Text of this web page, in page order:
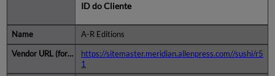
ID do Cliente
A-R Editions
https://sitemaster.meridian.allenpress.com//sushi/r5
1